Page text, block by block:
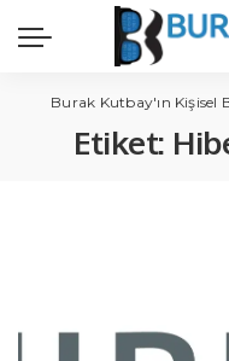
Burak Kutbay'ın Kişisel
Etiket: